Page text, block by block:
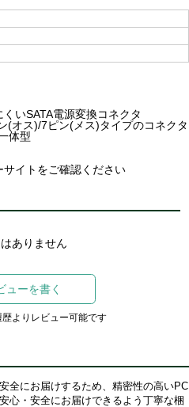
いSATA電源変換コネクタ
オス)/7ピン(メス)タイプのコネクタ
体型
イトをご確認ください
ありません
ューを書く
よりレビュー可能です
全にお届けするため、精密性の高いPC
心・安全にお届けできるよう丁寧な梱